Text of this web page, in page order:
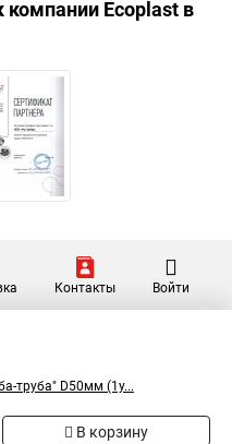
компании Ecoplast в
Контакты Войти
труба" D50мм (1у...
В корзину